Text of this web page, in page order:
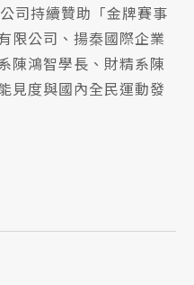
司持續贊助「金牌賽事
限公司、揚秦國際企業
陳鴻智學長、財精系陳
見度與國內全民運動發